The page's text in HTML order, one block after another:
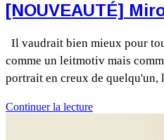
[NOUVEAUTÉ]
Il vaudrait bien mieux pour
comme un leitmotiv mais
portrait en creux de
Continuer la lecture